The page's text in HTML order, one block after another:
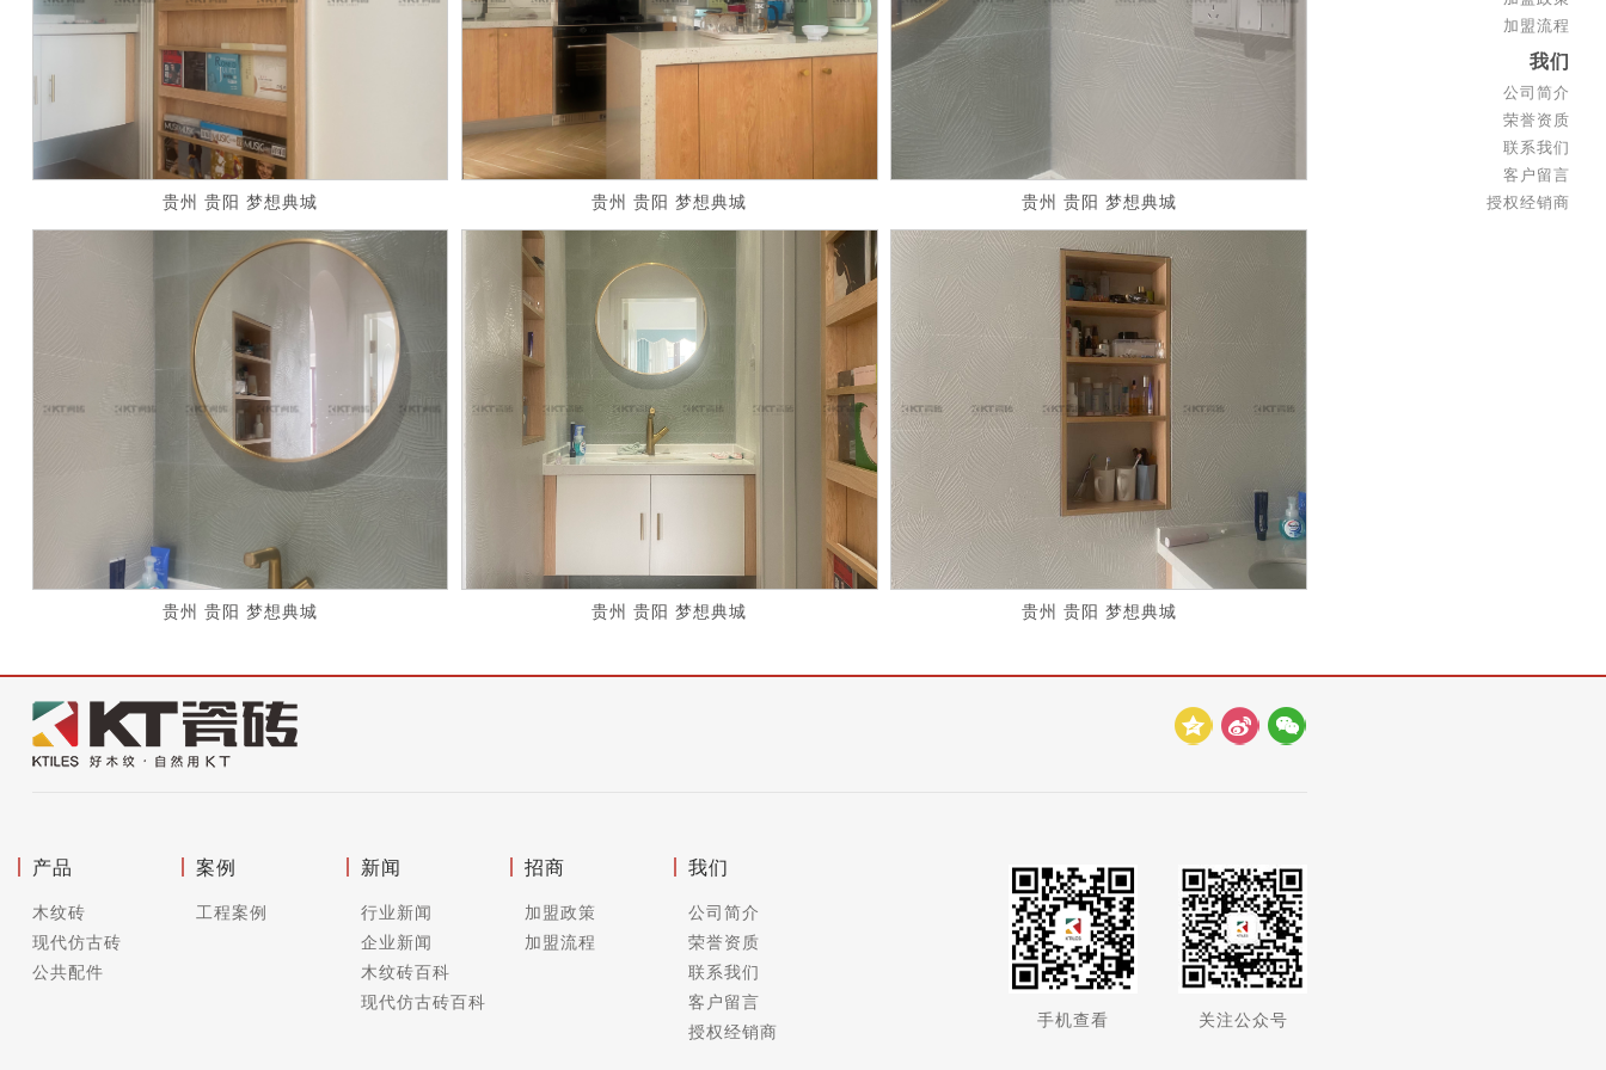
加盟流程
我们
公司简介
荣誉资质
联系我们
客户留言
授权经销商
贵州 贵阳 梦想典城 贵州 贵阳 梦想典城 贵州 贵阳 梦想典城
贵州 贵阳 梦想典城 贵州 贵阳 梦想典城 贵州 贵阳 梦想典城
产品
木纹砖
现代仿古砖
公共配件
案例
工程案例
新闻
行业新闻
企业新闻
木纹砖百科
现代仿古砖百科
招商
加盟政策
加盟流程
我们
公司简介
荣誉资质
联系我们
客户留言
授权经销商
手机查看 关注公众号